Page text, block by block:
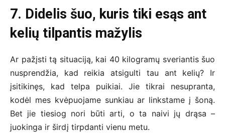
7. Didelis šuo, kuris tiki esąs ant
kelių tilpantis mažylis
Ar pažįsti tą situaciją, kai 40 kilogramų sveriantis šuo
nusprendžia, kad reikia atsigulti tau ant kelių? Ir
įsitikinęs, kad telpa puikiai. Jie tikrai nesupranta,
kodėl mes kvėpuojame sunkiau ar linkstame į šoną.
Bet jie tiesiog nori būti arti, o ta naivi jų drąsa –
juokinga ir širdį tirpdanti vienu metu.